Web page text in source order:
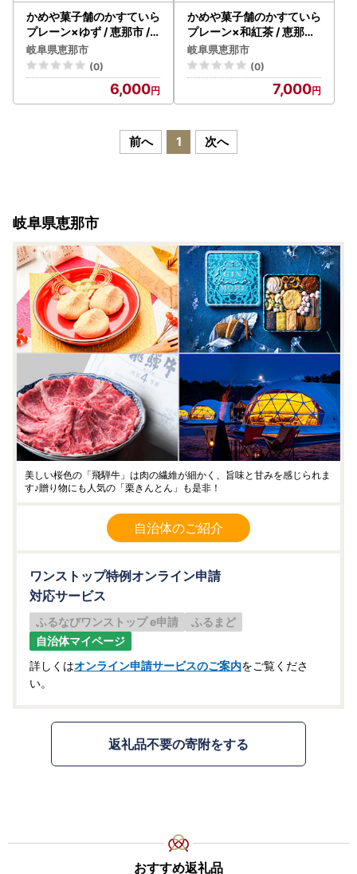
かめや菓子舗のかすていら
プレーン×ゆず / 恵那市 /
かめや菓子舗 [AUAZ007]
岐阜県恵那市
(0)
6,000
かめや菓子舗のかすていら
プレーン×和紅茶 / 恵那市
/ かめや菓子舗 [AUAZ00
8]
岐阜県恵那市
(0)
7,000
前へ 1 次へ
岐阜県恵那市
美しい桜色の「飛騨牛」は肉の繊維が細かく、旨味と甘みを感じられま
す♪贈り物にも人気の「栗きんとん」も是非！
自治体のご紹介
ワンストップ特例オンライン申請
対応サービス
ふるなびワンストップ e申請
ふるまど
自治体マイページ
詳しくはオンライン申請サービスのご案内をご覧くださ
い。
返礼品不要の寄附をする
おすすめ返礼品